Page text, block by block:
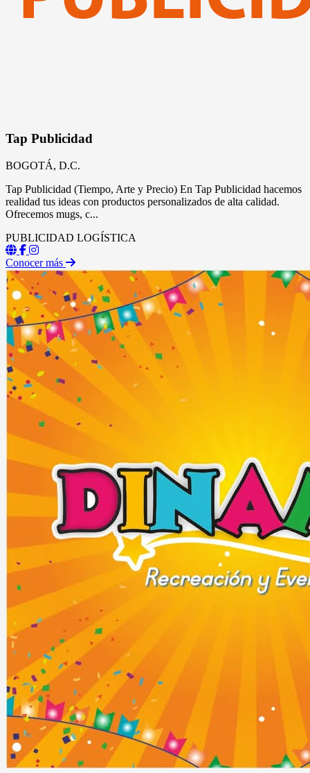
Tap Publicidad
BOGOTÁ, D.C.
Tap Publicidad (Tiempo, Arte y Precio) En Tap Publicidad hacemos
realidad tus ideas con productos personalizados de alta calidad.
Ofrecemos mugs, c...
PUBLICIDAD LOGÍSTICA
Conocer más